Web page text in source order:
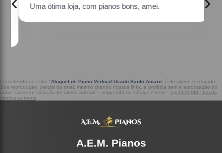
Uma ótima loja, com pianos bons, amei.
O conteúdo do texto "Aluguel de Piano Vertical Usado Santo Amaro" é de direito reservado.
Sua reprodução, parcial ou total, mesmo citando nossos links, é proibida sem a autorização do
autor. Crime de violação de direito autoral – artigo 184 do Código Penal – Lei 9610/98 - Lei de
direitos autorais
A.E.M. Pianos